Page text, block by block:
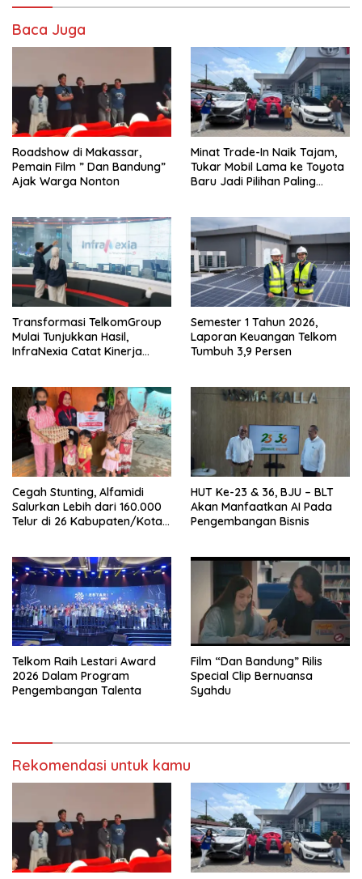
Baca Juga
Roadshow di Makassar,
Pemain Film ” Dan Bandung”
Ajak Warga Nonton
Minat Trade-In Naik Tajam,
Tukar Mobil Lama ke Toyota
Baru Jadi Pilihan Paling
Transformasi TelkomGroup
Mulai Tunjukkan Hasil,
InfraNexia Catat Kinerja
Semester 1 Tahun 2026,
Laporan Keuangan Telkom
Tumbuh 3,9 Persen
Cegah Stunting, Alfamidi
Salurkan Lebih dari 160.000
Telur di 26 Kabupaten/Kota
HUT Ke-23 & 36, BJU – BLT
Akan Manfaatkan AI Pada
Pengembangan Bisnis
Telkom Raih Lestari Award
2026 Dalam Program
Pengembangan Talenta
Film “Dan Bandung” Rilis
Special Clip Bernuansa
Syahdu
Rekomendasi untuk kamu